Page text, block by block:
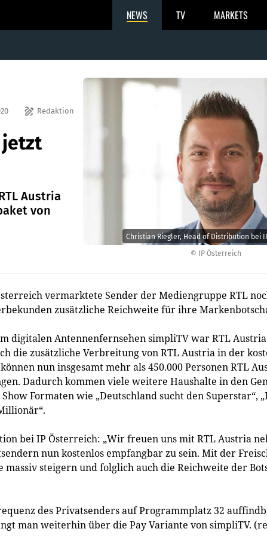
NEWS TV MARKETS
© IP Österreich
Christian Riegler, Head of Distribution bei
draw Redaktion
jetzt
Austria
von
vermarktete Sender der Mediengruppe RTL
zusätzliche Reichweite für ihre
digitalen Antennenfernsehen simpliTV war RTL
die zusätzliche Verbreitung von RTL Austria in der
nun insgesamt mehr als 450.000 Personen RTL
Dadurch kommen viele weitere Haushalte in den
Formaten wie „Deutschland sucht den Superstar“,
bei IP Österreich: „Wir freuen uns mit RTL Austria
nun kostenlos empfangbar zu sein. Mit der
steigern und folglich auch die Reichweite der
des Privatsenders auf Programmplatz 32
man weiterhin über die Pay Variante von simpliTV.